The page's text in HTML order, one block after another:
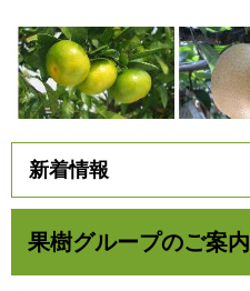
新着情報
果樹グループのご案内